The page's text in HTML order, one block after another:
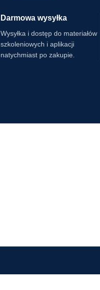
Darmowa wysyłka
Wysyłka i dostęp do materiałów
szkoleniowych i aplikacji
natychmiast po zakupie.